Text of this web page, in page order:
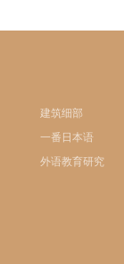
建筑细部
一番日本语
外语教育研究